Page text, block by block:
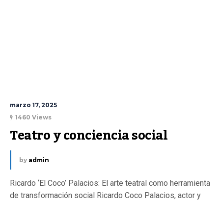
marzo 17, 2025
1460 Views
Teatro y conciencia social
by admin
Ricardo ‘El Coco’ Palacios: El arte teatral como herramienta
de transformación social Ricardo Coco Palacios, actor y